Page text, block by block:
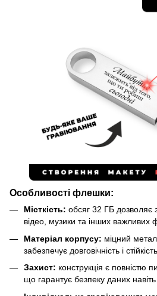
Особливості флешки:
Місткість: обсяг 32 ГБ дозволяє
відео, музики та інших важливих
Матеріал корпусу: міцний
забезпечує довговічність і
Захист: конструкція є повністю
що гарантує безпеку даних